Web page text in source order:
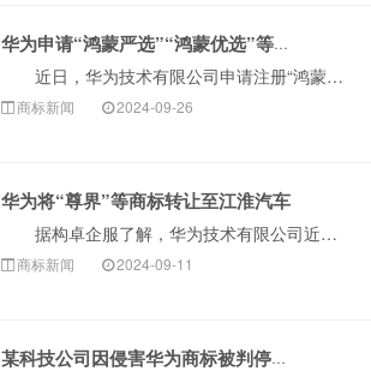
华为申请“鸿蒙严选”“鸿蒙优选”等多枚鸿蒙相关商标
近日，华为技术有限公司申请注册“鸿蒙甄选”“鸿蒙优选”“鸿蒙严选”“鸿蒙智选”“鸿蒙精品”“鸿蒙臻享”商标，国际分类为广告销售，当前商标状态均为等···
商标新闻 2024-09-26
华为将“尊界”等商标转让至江淮汽车
据构卓企服了解，华为技术有限公司近日将持有的十余枚“尊界”“MAEXTRO”“MASTRO”等文字和图形商标转让至安徽江淮汽车集团股份有限公司，商···
商标新闻 2024-09-11
某科技公司因侵害华为商标被判停止侵权并赔偿40万